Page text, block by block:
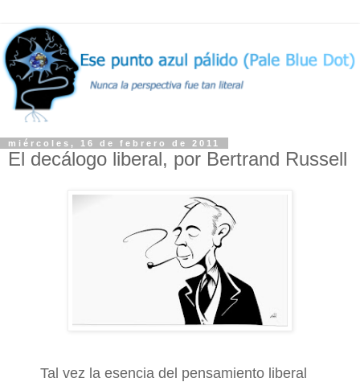
miércoles, 16 de febrero de 2011
El decálogo liberal, por Bertrand Russell
Tal vez la esencia del pensamiento liberal